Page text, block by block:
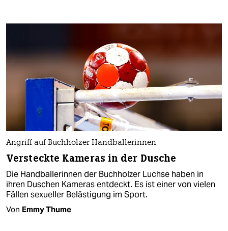
Angriff auf Buchholzer Handballerinnen
Versteckte Kameras in der Dusche
Die Handballerinnen der Buchholzer Luchse haben in
ihren Duschen Kameras entdeckt. Es ist einer von vielen
Fällen sexueller Belästigung im Sport.
Von Emmy Thume